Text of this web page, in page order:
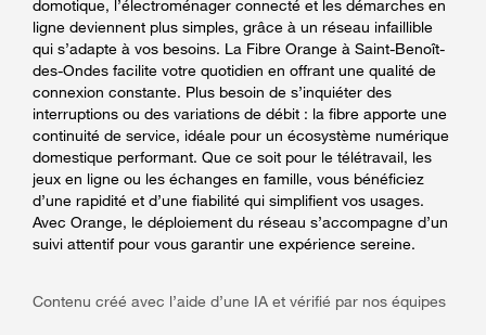
domotique, l’électroménager connecté et les démarches en
ligne deviennent plus simples, grâce à un réseau infaillible
qui s’adapte à vos besoins. La Fibre Orange à Saint-Benoît-
des-Ondes facilite votre quotidien en offrant une qualité de
connexion constante. Plus besoin de s’inquiéter des
interruptions ou des variations de débit : la fibre apporte une
continuité de service, idéale pour un écosystème numérique
domestique performant. Que ce soit pour le télétravail, les
jeux en ligne ou les échanges en famille, vous bénéficiez
d’une rapidité et d’une fiabilité qui simplifient vos usages.
Avec Orange, le déploiement du réseau s’accompagne d’un
suivi attentif pour vous garantir une expérience sereine.
Contenu créé avec l’aide d’une IA et vérifié par nos équipes